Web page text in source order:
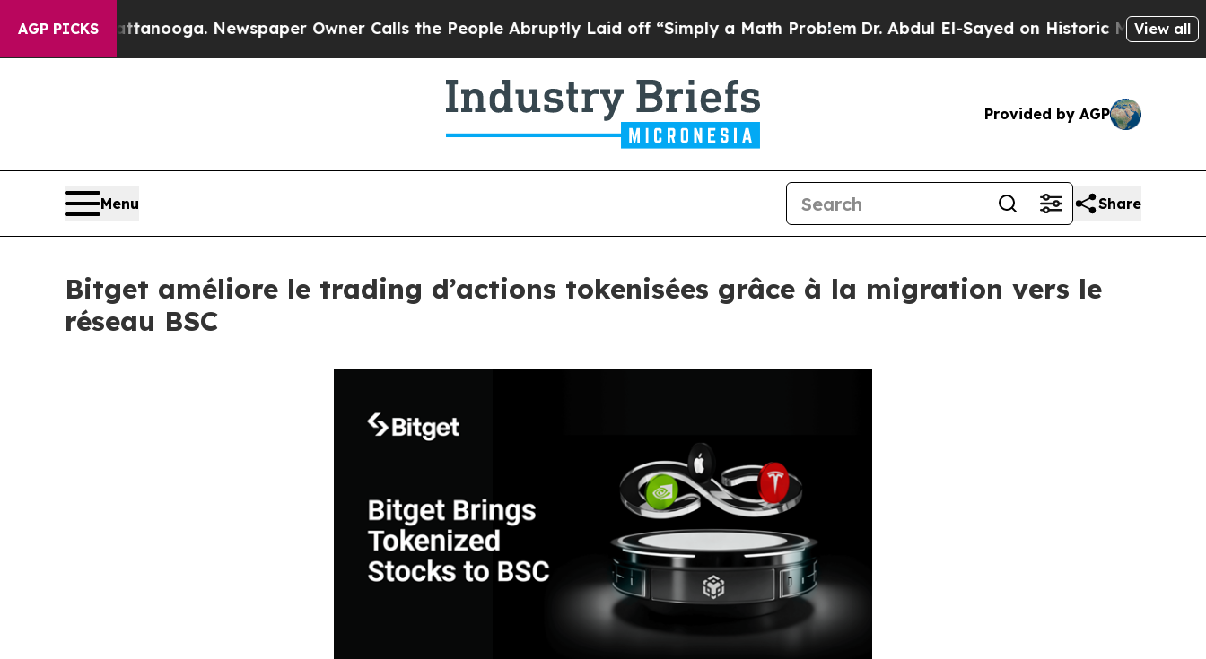
AGP PICKS
Chattanooga. Newspaper Owner Calls the People Abruptly Laid off “Simply a Math ProblemDr. Abdul El-Sayed on Historic Michigan Win:View all
Provided by AGP
Menu Share
Bitget améliore le trading d’actions tokenisées grâce à la migration vers le
réseau BSC